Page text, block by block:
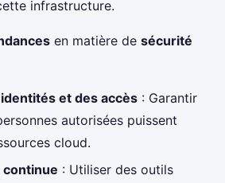
infrastructure.
en matière de sécurité
et des accès : Garantir
autorisées puissent
cloud.
continue : Utiliser des outils